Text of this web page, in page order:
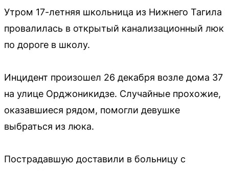
Утром 17-летняя школьница из Нижнего Тагила
провалилась в открытый канализационный люк
по дороге в школу.
Инцидент произошел 26 декабря возле дома 37
на улице Орджоникидзе. Случайные прохожие,
оказавшиеся рядом, помогли девушке
выбраться из люка.
Пострадавшую доставили в больницу с